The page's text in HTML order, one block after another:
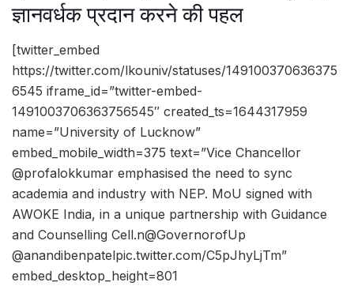
ज्ञानवर्धक प्रदान करने की पहल
[twitter_embed
https://twitter.com/lkouniv/statuses/149100370636375
6545 iframe_id=”twitter-embed-
1491003706363756545″ created_ts=1644317959
name=”University of Lucknow”
embed_mobile_width=375 text=”Vice Chancellor
@profalokkumar emphasised the need to sync
academia and industry with NEP. MoU signed with
AWOKE India, in a unique partnership with Guidance
and Counselling Cell.n@GovernorofUp
@anandibenpatelpic.twitter.com/C5pJhyLjTm”
embed_desktop_height=801